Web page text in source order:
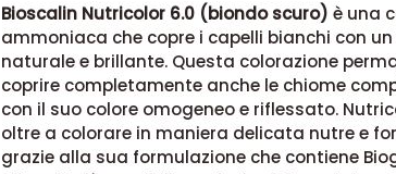
Bioscalin Nutricolor 6.0 (biondo scuro) è una
ammoniaca che copre i capelli bianchi con
naturale e brillante. Questa colorazione
coprire completamente anche le chiome
con il suo colore omogeneo e riflessato.
oltre a colorare in maniera delicata nutre e
grazie alla sua formulazione che contiene